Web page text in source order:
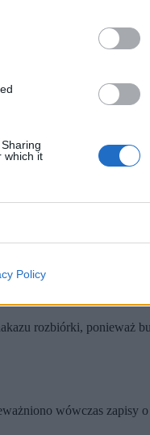
which it
Policy
.
. Do tego jednak nie
wniosek o
rozbiórki, ponieważ
wówczas